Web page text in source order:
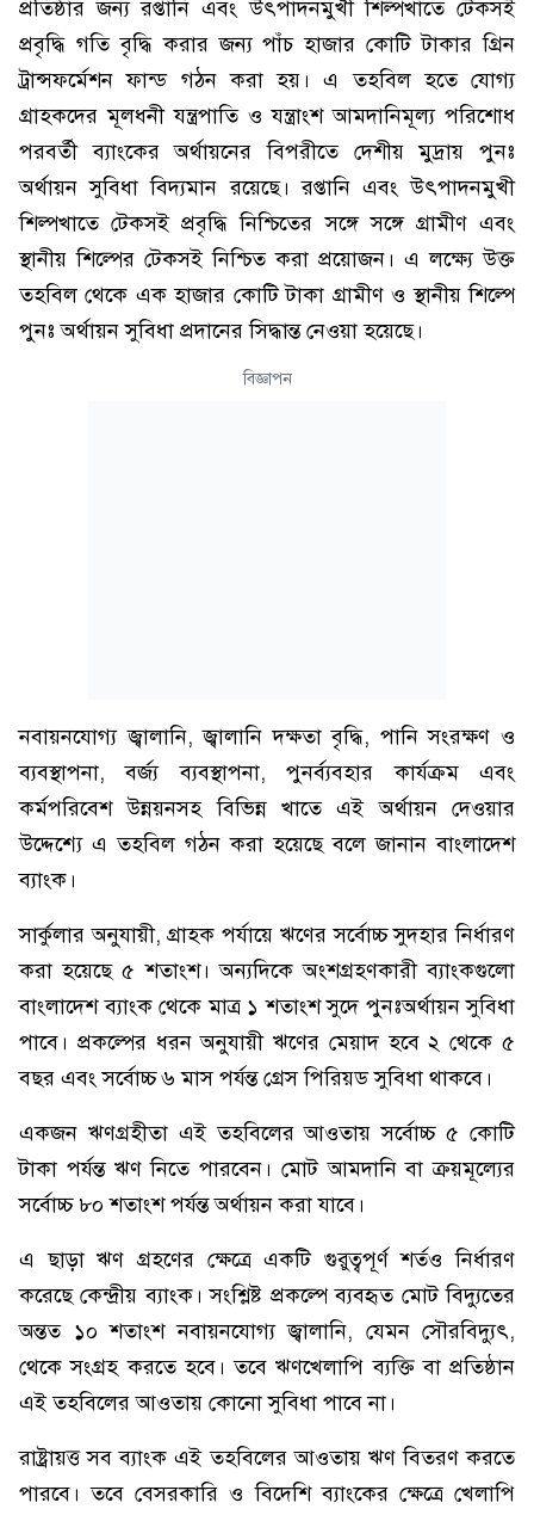
প্রতিষ্ঠার জন্য রপ্তানি এবং উৎপাদনমুখী শিল্পখাতে টেকসই
প্রবৃদ্ধি গতি বৃদ্ধি করার জন্য পাঁচ হাজার কোটি টাকার গ্রিন
ট্রান্সফর্মেশন ফান্ড গঠন করা হয়। এ তহবিল হতে যোগ্য
গ্রাহকদের মূলধনী যন্ত্রপাতি ও যন্ত্রাংশ আমদানিমূল্য পরিশোধ
পরবর্তী ব্যাংকের অর্থায়নের বিপরীতে দেশীয় মুদ্রায় পুনঃ
অর্থায়ন সুবিধা বিদ্যমান রয়েছে। রপ্তানি এবং উৎপাদনমুখী
শিল্পখাতে টেকসই প্রবৃদ্ধি নিশ্চিতের সঙ্গে সঙ্গে গ্রামীণ এবং
স্থানীয় শিল্পের টেকসই নিশ্চিত করা প্রয়োজন। এ লক্ষ্যে উক্ত
তহবিল থেকে এক হাজার কোটি টাকা গ্রামীণ ও স্থানীয় শিল্পে
পুনঃ অর্থায়ন সুবিধা প্রদানের সিদ্ধান্ত নেওয়া হয়েছে।
বিজ্ঞাপন
নবায়নযোগ্য জ্বালানি, জ্বালানি দক্ষতা বৃদ্ধি, পানি সংরক্ষণ ও
ব্যবস্থাপনা, বর্জ্য ব্যবস্থাপনা, পুনর্ব্যবহার কার্যক্রম এবং
কর্মপরিবেশ উন্নয়নসহ বিভিন্ন খাতে এই অর্থায়ন দেওয়ার
উদ্দেশ্যে এ তহবিল গঠন করা হয়েছে বলে জানান বাংলাদেশ
ব্যাংক।
সার্কুলার অনুযায়ী, গ্রাহক পর্যায়ে ঋণের সর্বোচ্চ সুদহার নির্ধারণ
করা হয়েছে ৫ শতাংশ। অন্যদিকে অংশগ্রহণকারী ব্যাংকগুলো
বাংলাদেশ ব্যাংক থেকে মাত্র ১ শতাংশ সুদে পুনঃঅর্থায়ন সুবিধা
পাবে। প্রকল্পের ধরন অনুযায়ী ঋণের মেয়াদ হবে ২ থেকে ৫
বছর এবং সর্বোচ্চ ৬ মাস পর্যন্ত গ্রেস পিরিয়ড সুবিধা থাকবে।
একজন ঋণগ্রহীতা এই তহবিলের আওতায় সর্বোচ্চ ৫ কোটি
টাকা পর্যন্ত ঋণ নিতে পারবেন। মোট আমদানি বা ক্রয়মূল্যের
সর্বোচ্চ ৮০ শতাংশ পর্যন্ত অর্থায়ন করা যাবে।
এ ছাড়া ঋণ গ্রহণের ক্ষেত্রে একটি গুরুত্বপূর্ণ শর্তও নির্ধারণ
করেছে কেন্দ্রীয় ব্যাংক। সংশ্লিষ্ট প্রকল্পে ব্যবহৃত মোট বিদ্যুতের
অন্তত ১০ শতাংশ নবায়নযোগ্য জ্বালানি, যেমন সৌরবিদ্যুৎ,
থেকে সংগ্রহ করতে হবে। তবে ঋণখেলাপি ব্যক্তি বা প্রতিষ্ঠান
এই তহবিলের আওতায় কোনো সুবিধা পাবে না।
রাষ্ট্রায়ত্ত সব ব্যাংক এই তহবিলের আওতায় ঋণ বিতরণ করতে
পারবে। তবে বেসরকারি ও বিদেশি ব্যাংকের ক্ষেত্রে খেলাপি